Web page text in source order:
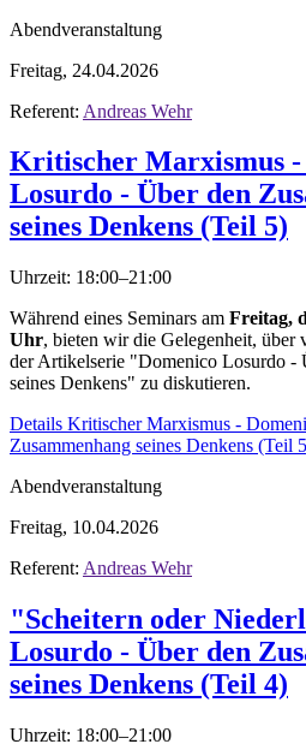
Abendveranstaltung
Freitag, 24.04.2026
Referent: Andreas Wehr
Kritischer Marxismus -
Losurdo - Über den
seines Denkens (Teil 5)
Uhrzeit: 18:00–21:00
Während eines Seminars am Freitag,
Uhr, bieten wir die Gelegenheit, über
der Artikelserie "Domenico Losurdo -
seines Denkens" zu diskutieren.
Details Kritischer Marxismus -
Zusammenhang seines Denkens (Teil
Abendveranstaltung
Freitag, 10.04.2026
Referent: Andreas Wehr
"Scheitern oder
Losurdo - Über den
seines Denkens (Teil 4)
Uhrzeit: 18:00–21:00